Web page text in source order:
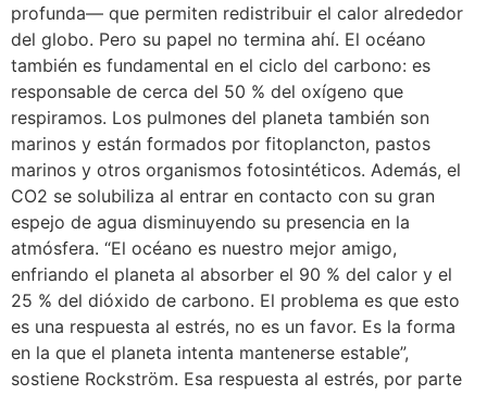
profunda— que permiten redistribuir el calor alrededor
del globo. Pero su papel no termina ahí. El océano
también es fundamental en el ciclo del carbono: es
responsable de cerca del 50 % del oxígeno que
respiramos. Los pulmones del planeta también son
marinos y están formados por fitoplancton, pastos
marinos y otros organismos fotosintéticos. Además, el
CO2 se solubiliza al entrar en contacto con su gran
espejo de agua disminuyendo su presencia en la
atmósfera. “El océano es nuestro mejor amigo,
enfriando el planeta al absorber el 90 % del calor y el
25 % del dióxido de carbono. El problema es que esto
es una respuesta al estrés, no es un favor. Es la forma
en la que el planeta intenta mantenerse estable”,
sostiene Rockström. Esa respuesta al estrés, por parte